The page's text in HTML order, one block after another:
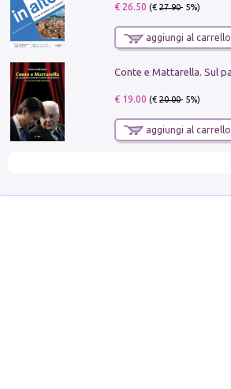
€ 26.50 (€27.90- 5%)
aggiungi al carrello
€ 19.00 (€20.00- 5%)
aggiungi al carrello